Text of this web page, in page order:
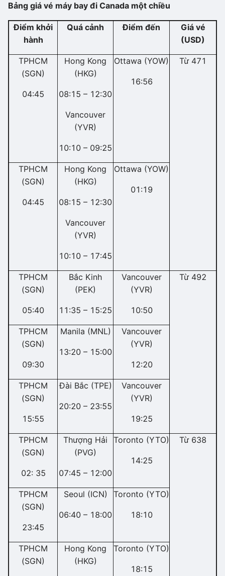
Bảng giá vé máy bay đi Canada một chiều
Điểm khởi
hành
Quá cảnh Điểm đến
Giá vé
(USD)
TPHCM
(SGN)
04:45
Hong Kong
(HKG)
08:15 – 12:30
Vancouver
(YVR)
10:10 – 09:25
Ottawa (YOW)
16:56
Từ 471
TPHCM
(SGN)
04:45
Hong Kong
(HKG)
08:15 – 12:30
Vancouver
(YVR)
10:10 – 17:45
Ottawa (YOW)
01:19
TPHCM
(SGN)
05:40
Bắc Kinh
(PEK)
11:35 – 15:25
Vancouver
(YVR)
10:50
Từ 492
TPHCM
(SGN)
09:30
Manila (MNL)
13:20 – 15:00
Vancouver
(YVR)
12:20
TPHCM
(SGN)
15:55
Đài Bắc (TPE)
20:20 – 23:55
Vancouver
(YVR)
19:25
TPHCM
(SGN)
02: 35
Thượng Hải
(PVG)
07:45 – 12:00
Toronto (YTO)
14:25
Từ 638
TPHCM
(SGN)
23:45
Seoul (ICN)
06:40 – 18:00
Toronto (YTO)
18:10
TPHCM
(SGN)
Hong Kong
(HKG)
Toronto (YTO)
18:15